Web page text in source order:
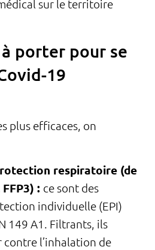
sur le territoire
à porter pour se
19
plus efficaces, on
respiratoire (de
: ce sont des
individuelle (EPI)
149 A1. Filtrants, ils
l’inhalation de